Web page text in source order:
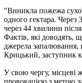
"Виникла пожежа
одного гектара. Через
через 44 хвилини
Фактів, які доводять,
джерела
Крицький, заступник
У свою чергу, місцеві
провокацією з метою